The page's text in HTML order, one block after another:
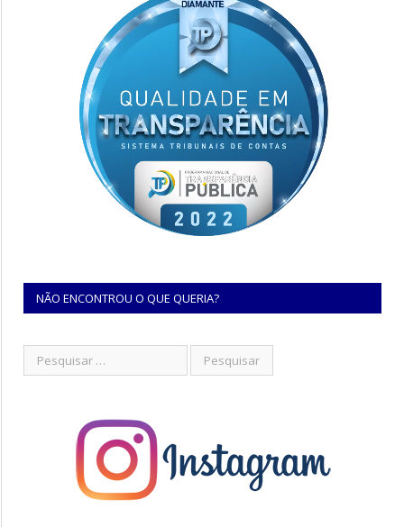
NÃO ENCONTROU O QUE QUERIA?